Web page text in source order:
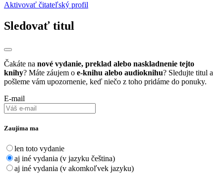
Aktivovať čitateľský profil
Sledovať titul
Čakáte na nové vydanie, preklad alebo naskladnenie tejto
knihy? Máte záujem o e-knihu alebo audioknihu? Sledujte titul a
pošleme vám upozornenie, keď niečo z toho pridáme do ponuky.
E-mail
Zaujíma ma
len toto vydanie
aj iné vydania (v jazyku čeština)
aj iné vydania (v akomkoľvek jazyku)